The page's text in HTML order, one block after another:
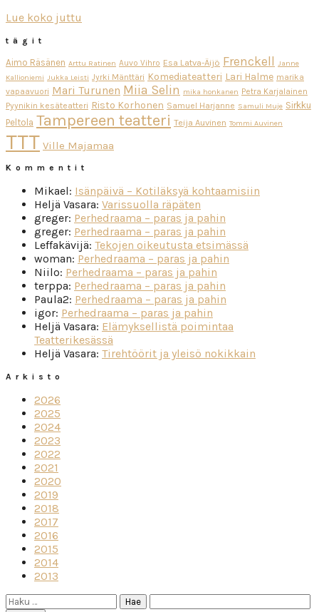
Lue koko juttu
tägit
Aimo Räsänen Arttu Ratinen Auvo Vihro Esa Latva-Äijö Frenckell Janne
Kallioniemi Jukka Leisti Jyrki Mänttäri Komediateatteri Lari Halme marika
vapaavuori Mari Turunen Miia Selin mika honkanen Petra Karjalainen
Pyynikin kesäteatteri Risto Korhonen Samuel Harjanne Samuli Muje Sirkku
Peltola Tampereen teatteri Teija Auvinen Tommi Auvinen
TTT Ville Majamaa
Kommentit
Mikael: Isänpäivä – Kotiläksyä kohtaamisiin
Heljä Vasara: Varissuolla räpäten
greger: Perhedraama – paras ja pahin
greger: Perhedraama – paras ja pahin
Leffakävijä: Tekojen oikeutusta etsimässä
woman: Perhedraama – paras ja pahin
Niilo: Perhedraama – paras ja pahin
terppa: Perhedraama – paras ja pahin
Paula2: Perhedraama – paras ja pahin
igor: Perhedraama – paras ja pahin
Heljä Vasara: Elämyksellistä poimintaa
Teatterikesässä
Heljä Vasara: Tirehtöörit ja yleisö nokikkain
Arkisto
2026
2025
2024
2023
2022
2021
2020
2019
2018
2017
2016
2015
2014
2013
Haku: